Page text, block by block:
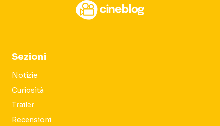
Sezioni
Notizie
Curiosità
Trailer
Recensioni